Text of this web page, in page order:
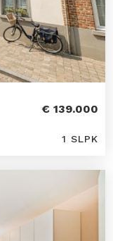
€ 139.000
1 SLPK